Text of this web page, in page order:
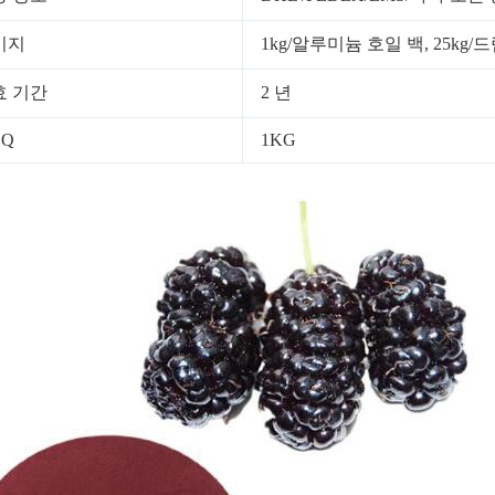
지 1kg/알루미늄 호일 백, 25kg/드
기간 2 년
1KG